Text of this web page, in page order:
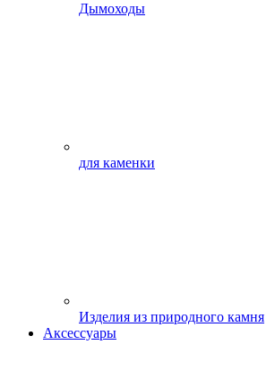
Дымоходы
для каменки
Изделия из природного камня
Аксессуары